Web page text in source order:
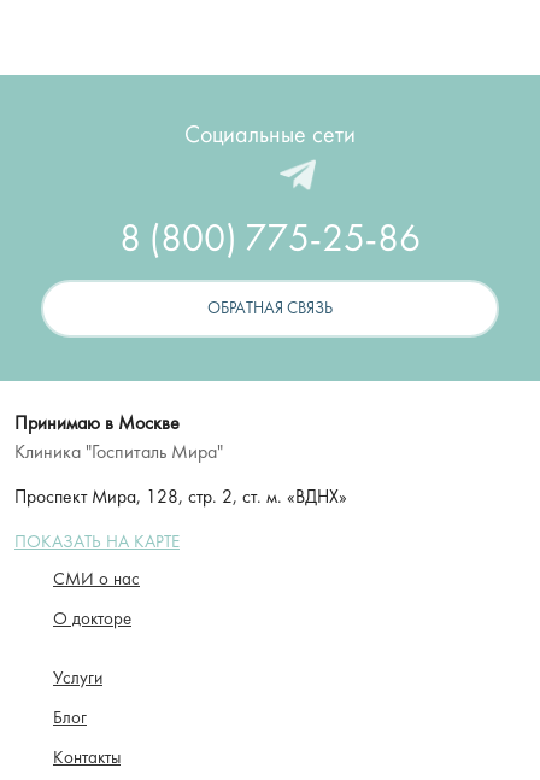
Социальные сети
8 (800) 775-25-86
ОБРАТНАЯ СВЯЗЬ
Принимаю в Москве
Клиника "Госпиталь Мира"
Проспект Мира, 128, стр. 2, ст. м. «ВДНХ»
ПОКАЗАТЬ НА КАРТЕ
СМИ о нас
О докторе
Услуги
Блог
Контакты